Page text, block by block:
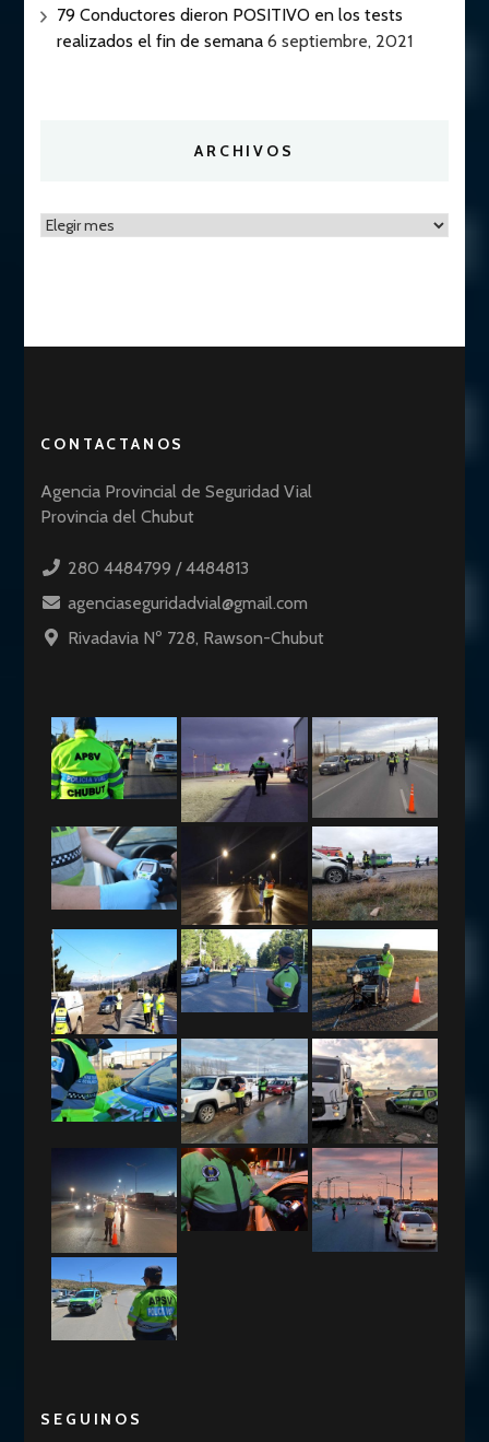
79 Conductores dieron POSITIVO en los tests
realizados el fin de semana 6 septiembre, 2021
ARCHIVOS
Archivos
CONTACTANOS
Agencia Provincial de Seguridad Vial
Provincia del Chubut
280 4484799 / 4484813
agenciaseguridadvial@gmail.com
Rivadavia Nº 728, Rawson-Chubut
SEGUINOS